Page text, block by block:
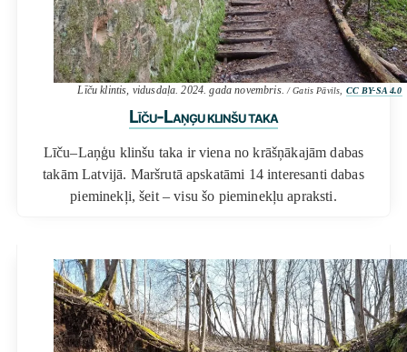
Līču klintis, vidusdaļa. 2024. gada novembris./ Gatis Pāvils, CC BY-SA 4.0
Līču-Laņģu klinšu taka
Līču–Laņģu klinšu taka ir viena no krāšņākajām dabas
takām Latvijā. Maršrutā apskatāmi 14 interesanti dabas
pieminekļi, šeit – visu šo pieminekļu apraksti.